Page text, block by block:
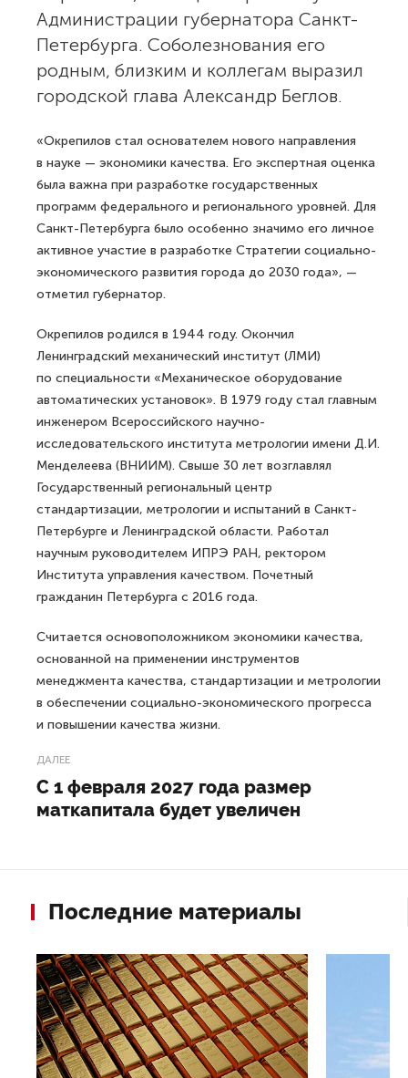
Администрации губернатора Санкт-
Петербурга. Соболезнования его
родным, близким и коллегам выразил
городской глава Александр Беглов.
«Окрепилов стал основателем нового направления
в науке — экономики качества. Его экспертная оценка
была важна при разработке государственных
программ федерального и регионального уровней. Для
Санкт-Петербурга было особенно значимо его личное
активное участие в разработке Стратегии социально-
экономического развития города до 2030 года», —
отметил губернатор.
Окрепилов родился в 1944 году. Окончил
Ленинградский механический институт (ЛМИ)
по специальности «Механическое оборудование
автоматических установок». В 1979 году стал главным
инженером Всероссийского научно-
исследовательского института метрологии имени Д.И.
Менделеева (ВНИИМ). Свыше 30 лет возглавлял
Государственный региональный центр
стандартизации, метрологии и испытаний в Санкт-
Петербурге и Ленинградской области. Работал
научным руководителем ИПРЭ РАН, ректором
Института управления качеством. Почетный
гражданин Петербурга с 2016 года.
Считается основоположником экономики качества,
основанной на применении инструментов
менеджмента качества, стандартизации и метрологии
в обеспечении социально-экономического прогресса
и повышении качества жизни.
ДАЛЕЕ
С 1 февраля 2027 года размер
маткапитала будет увеличен
Последние материалы